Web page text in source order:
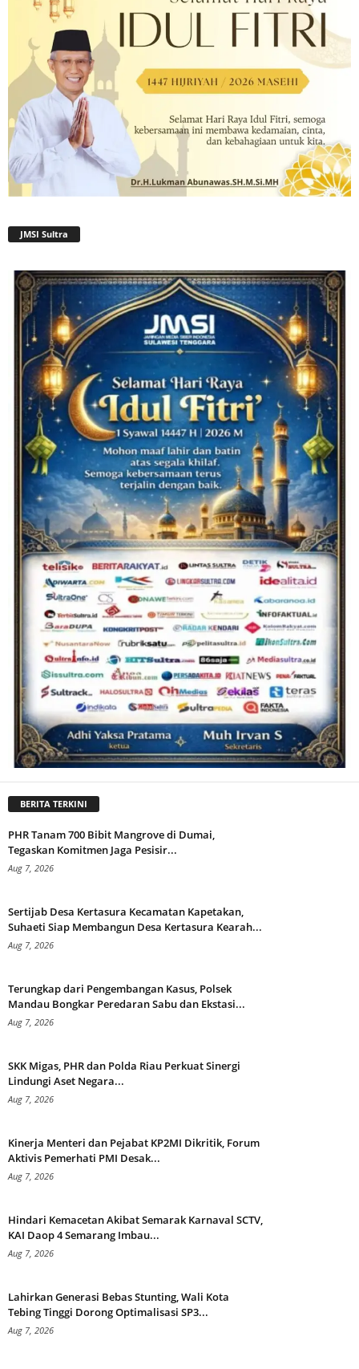
JMSI Sultra
BERITA TERKINI
PHR Tanam 700 Bibit Mangrove di Dumai,
Tegaskan Komitmen Jaga Pesisir...
Aug 7, 2026
Sertijab Desa Kertasura Kecamatan Kapetakan,
Suhaeti Siap Membangun Desa Kertasura Kearah...
Aug 7, 2026
Terungkap dari Pengembangan Kasus, Polsek
Mandau Bongkar Peredaran Sabu dan Ekstasi...
Aug 7, 2026
SKK Migas, PHR dan Polda Riau Perkuat Sinergi
Lindungi Aset Negara...
Aug 7, 2026
Kinerja Menteri dan Pejabat KP2MI Dikritik, Forum
Aktivis Pemerhati PMI Desak...
Aug 7, 2026
Hindari Kemacetan Akibat Semarak Karnaval SCTV,
KAI Daop 4 Semarang Imbau...
Aug 7, 2026
Lahirkan Generasi Bebas Stunting, Wali Kota
Tebing Tinggi Dorong Optimalisasi SP3...
Aug 7, 2026